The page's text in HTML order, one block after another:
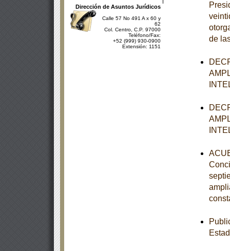
Dirección de Asuntos Jurídicos
Calle 57 No 491 A x 60 y
62
Col. Centro, C.P. 97000
Teléfono/Fax:
+52 (999) 930-0900
Extensión: 1151
de